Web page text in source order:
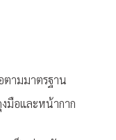
ตามมาตรฐาน
มือและหน้ากาก